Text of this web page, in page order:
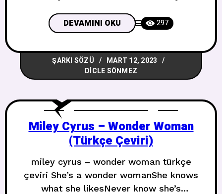
out on the street Zemin ıslakVe ışıklar
yanıyor ama sen gitmek istemiyorsunVe
senin telefonun kaybolduAma araba
dışarıda, sokakta bekliyor Tonight, we’ll
just be wrong, ain’t done this in so
DEVAMINI OKU 297
ŞARKI SÖZÜ
MART 12, 2023
DICLE SÖNMEZ
Miley Cyrus – Wonder Woman
(Türkçe Çeviri)
miley cyrus – wonder woman türkçe
çeviri She’s a wonder womanShe knows
what she likesNever know she’s